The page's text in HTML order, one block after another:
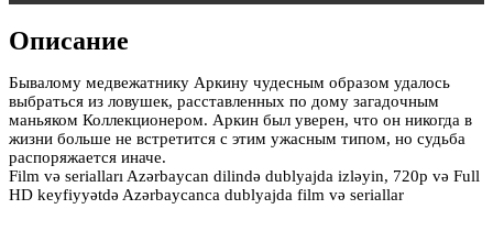
Описание
Бывалому медвежатнику Аркину чудесным образом удалось
выбраться из ловушек, расставленных по дому загадочным
маньяком Коллекционером. Аркин был уверен, что он никогда в
жизни больше не встретится с этим ужасным типом, но судьба
распоряжается иначе.
Film və serialları Azərbaycan dilində dublyajda izləyin, 720p və Full
HD keyfiyyətdə Azərbaycanca dublyajda film və seriallar